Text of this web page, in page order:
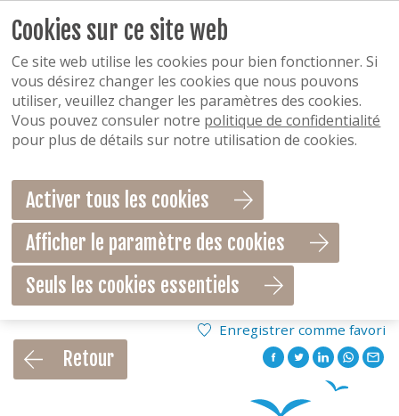
Enregistrer comme favori
Retour
Cookies sur ce site web
Ce site web utilise les cookies pour bien fonctionner. Si
vous désirez changer les cookies que nous pouvons
utiliser, veuillez changer les paramètres des cookies.
Vous pouvez consuler notre politique de confidentialité
pour plus de détails sur notre utilisation de cookies.
Activer tous les cookies
Afficher le paramètre des cookies
Seuls les cookies essentiels